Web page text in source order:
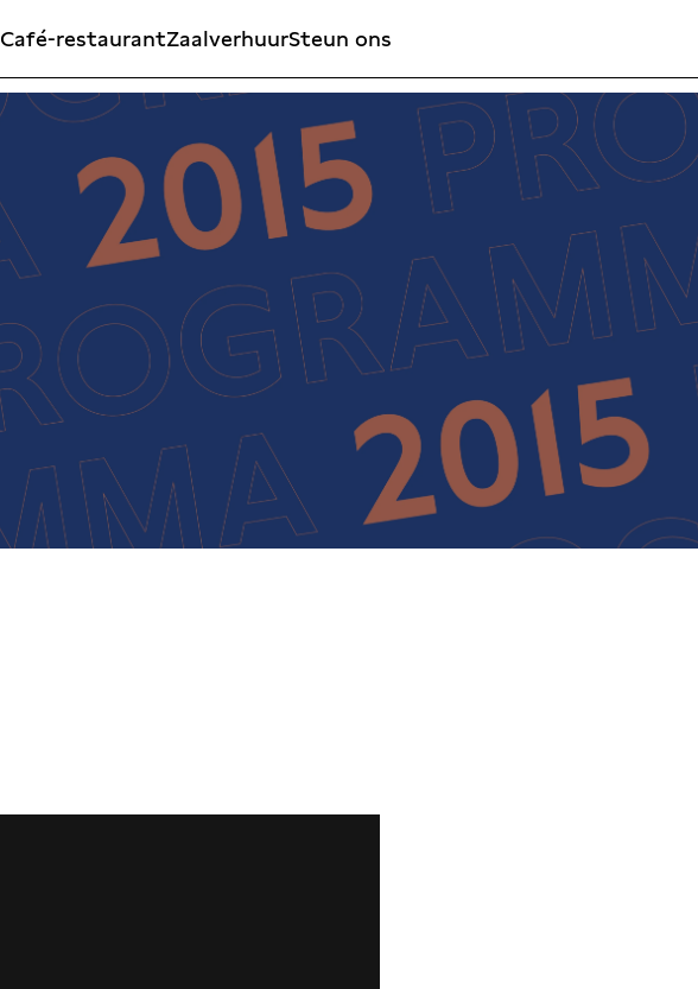
Café-restaurantZaalverhuurSteun ons